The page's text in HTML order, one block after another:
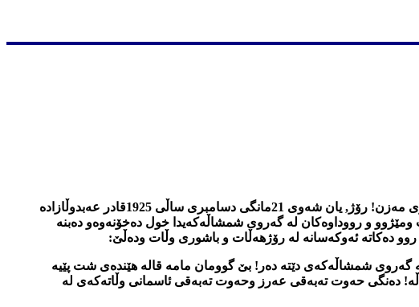
یه‌كه‌م شه‌وی چله‌ی زستان, شه‌وی یه‌لدا, شه‌وی له‌ دایك بوونی میترا, هاوكاته‌ له‌ گه‌ل له‌ دایك بوونی شمشاڵ ژه‌نێكی بێ نازی مه‌زن! رۆژ, یان شه‌وی 21مانگی دسامبری ساڵی 1925قادر عه‌بدوڵازاده‌
و رووداوه‌كان له‌ گه‌روی شمشاڵه‌كه‌یدا خول ده‌خۆنه‌وه‌و ده‌بنه‌
ده‌كاته‌ ئه‌وكه‌سانه‌ له‌ رۆژهه‌ڵات و باشوری وڵات وده‌ڵێ:
گه‌روی شمشاڵه‌كه‌ی دێته‌ ده‌ر! بێ گوومان مامه‌ قاله‌ هێنده‌ی شت پێیه‌
ده‌نگی حه‌وت ته‌به‌قی عه‌رز وحه‌وت ته‌به‌قی ئاسمانی وڵاته‌كه‌ی له‌